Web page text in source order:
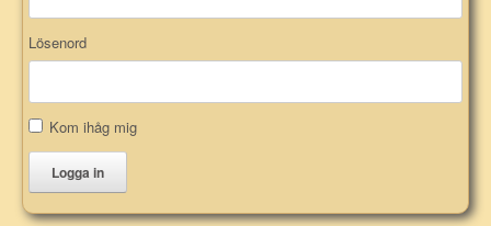
Lösenord
Kom ihåg mig
Logga in